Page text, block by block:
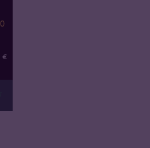
€